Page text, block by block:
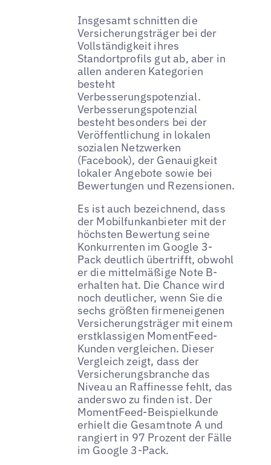
Insgesamt schnitten die
Versicherungsträger bei der
Vollständigkeit ihres
Standortprofils gut ab, aber in
allen anderen Kategorien
besteht
Verbesserungspotenzial.
Verbesserungspotenzial
besteht besonders bei der
Veröffentlichung in lokalen
sozialen Netzwerken
(Facebook), der Genauigkeit
lokaler Angebote sowie bei
Bewertungen und Rezensionen.
Es ist auch bezeichnend, dass
der Mobilfunkanbieter mit der
höchsten Bewertung seine
Konkurrenten im Google 3-
Pack deutlich übertrifft, obwohl
er die mittelmäßige Note B-
erhalten hat. Die Chance wird
noch deutlicher, wenn Sie die
sechs größten firmeneigenen
Versicherungsträger mit einem
erstklassigen MomentFeed-
Kunden vergleichen. Dieser
Vergleich zeigt, dass der
Versicherungsbranche das
Niveau an Raffinesse fehlt, das
anderswo zu finden ist. Der
MomentFeed-Beispielkunde
erhielt die Gesamtnote A und
rangiert in 97 Prozent der Fälle
im Google 3-Pack.